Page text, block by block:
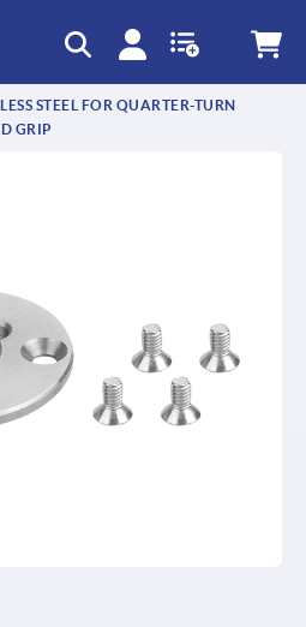
STEEL FOR QUARTER-TURN
GRIP